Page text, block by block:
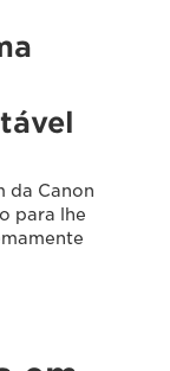
da Canon
para lhe